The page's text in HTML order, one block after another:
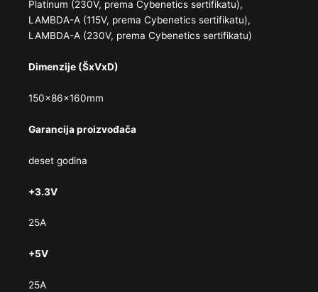
Platinum (230V, prema Cybenetics sertifikatu),
LAMBDA-A (115V, prema Cybenetics sertifikatu),
LAMBDA-A (230V, prema Cybenetics sertifikatu)
Dimenzije (ŠxVxD)
150x86x160mm
Garancija proizvođača
deset godina
+3.3V
25A
+5V
25A